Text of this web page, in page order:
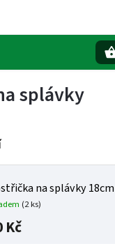
splávky
na splávky 18cm
(2 ks)
Kč